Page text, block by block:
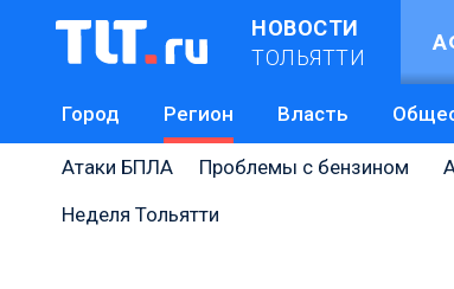
НОВОСТИ
ТОЛЬЯТТИ
Город Регион Власть
Атаки БПЛА Проблемы с бензином
Неделя Тольятти